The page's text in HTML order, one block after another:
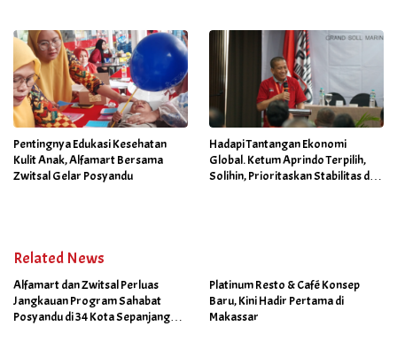
Pentingnya Edukasi Kesehatan
Kulit Anak, Alfamart Bersama
Zwitsal Gelar Posyandu
Hadapi Tantangan Ekonomi
Global. Ketum Aprindo Terpilih,
Solihin, Prioritaskan Stabilitas dan
Related News
Alfamart dan Zwitsal Perluas
Jangkauan Program Sahabat
Posyandu di 34 Kota Sepanjang
Platinum Resto & Café Konsep
Baru, Kini Hadir Pertama di
Makassar